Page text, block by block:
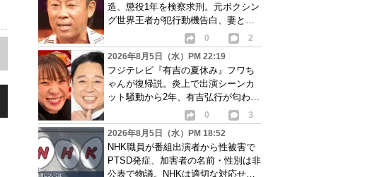
造、懲役1年を検察求刑。元ボクシン
グ世界王者が犯行動機告白、妻と離
0
2
2026年8月5日（水）PM 22:19
フジテレビ『有吉の夏休み』フワち
ゃんが復帰説。炎上で出演シーンカ
ット騒動から2年、有吉弘行が匂わせ
0
3
2026年8月5日（水）PM 18:52
NHK職員が番組出演者から性被害で
PTSD発症、加害者の名前・性別は非
公表で物議。NHKは適切な対応せず